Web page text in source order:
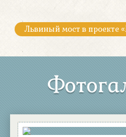
Львиный мост в проекте